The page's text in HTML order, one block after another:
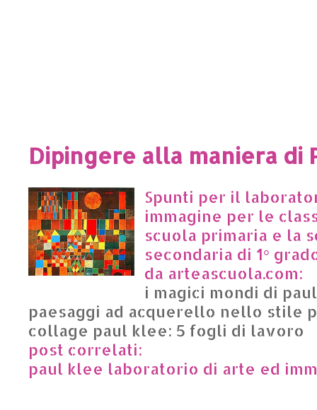
Dipingere alla maniera di
Spunti per il
immagine per le
scuola primaria e la
secondaria di 1°
da arteascuola.com:
i magici mondi di
paesaggi ad acquerello nello stile
collage paul klee: 5 fogli di lavoro
post correlati:
paul klee laboratorio di arte ed